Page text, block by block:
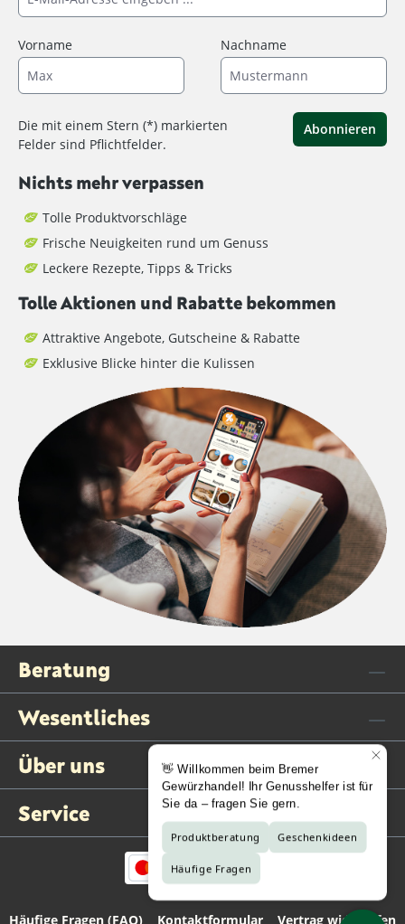
Vorname Nachname
Die mit einem Stern (*) markierten
Felder sind Pflichtfelder.
Abonnieren
Nichts mehr verpassen
Tolle Produktvorschläge
Frische Neuigkeiten rund um Genuss
Leckere Rezepte, Tipps & Tricks
Tolle Aktionen und Rabatte bekommen
Attraktive Angebote, Gutscheine & Rabatte
Exklusive Blicke hinter die Kulissen
Beratung
Wesentliches
Über uns
Service
Häufige Fragen (FAQ) Kontaktformular Vertrag widerrufen